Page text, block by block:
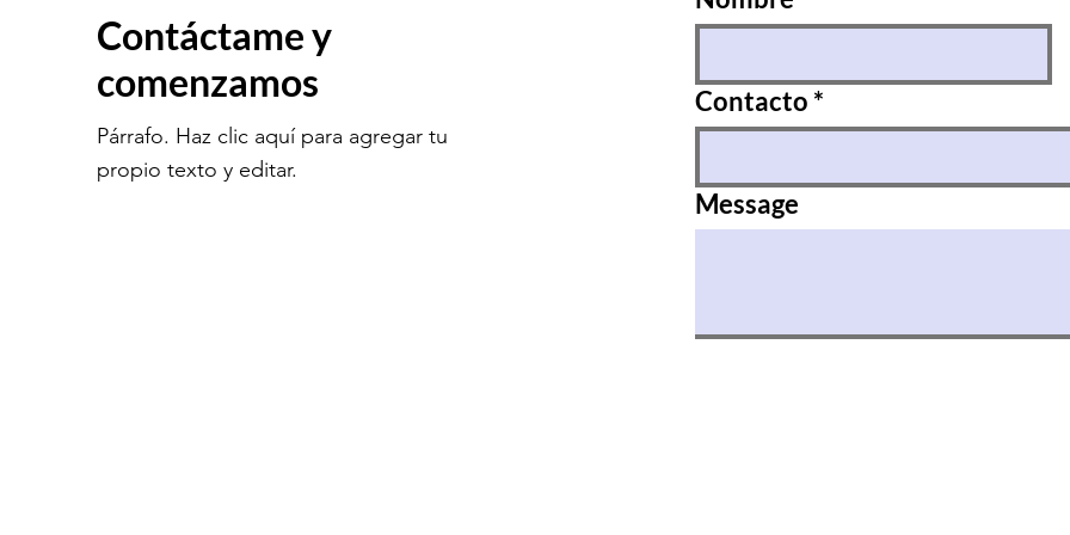
Contáctame y
comenzamos
Párrafo. Haz clic aquí para agregar tu
propio texto y editar.
Contacto *
Message